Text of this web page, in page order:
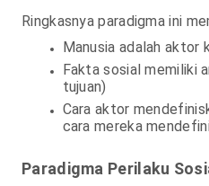
Ringkasnya paradigma ini
Manusia adalah aktor
Fakta sosial memiliki
tujuan)
Cara aktor
cara mereka
Paradigma Perilaku